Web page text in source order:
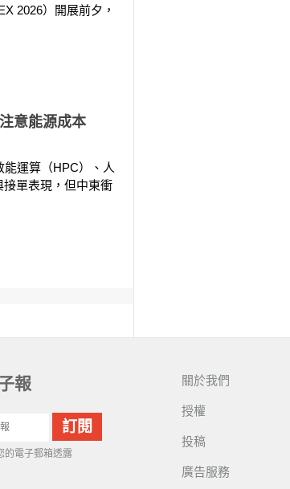
2026）開展前夕，
意能源成本
運算（HPC）、人
單表現，但中東衝
報
的電子郵箱透露
關於我們
授權
投稿
廣告服務